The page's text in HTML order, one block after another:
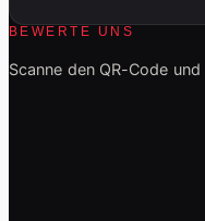
BEWERTE UNS
Scanne den QR-Code